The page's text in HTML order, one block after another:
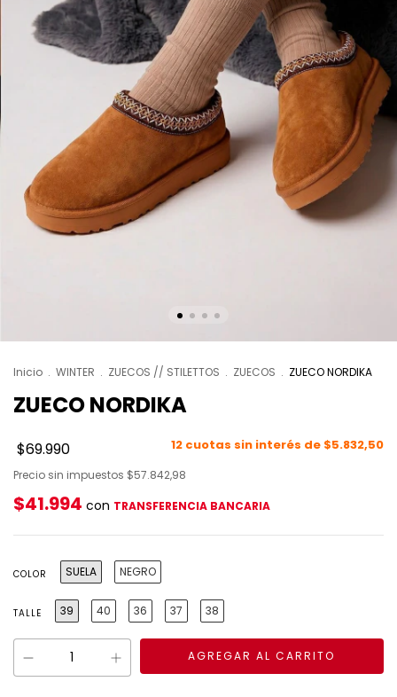
Inicio . WINTER . ZUECOS // STILETTOS . ZUECOS . ZUECO NORDIKA
ZUECO NORDIKA
$69.990 12 cuotas sin interés de $5.832,50
Precio sin impuestos $57.842,98
$41.994 con TRANSFERENCIA BANCARIA
COLOR SUELA NEGRO
TALLE 39 40 36 37 38